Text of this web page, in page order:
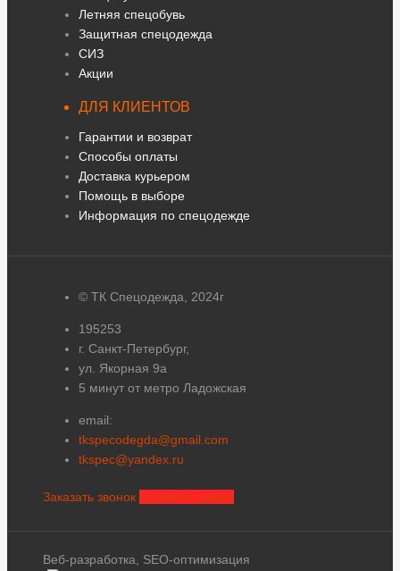
Летняя спецобувь
Защитная спецодежда
СИЗ
Акции
ДЛЯ КЛИЕНТОВ
Гарантии и возврат
Способы оплаты
Доставка курьером
Помощь в выборе
Информация по спецодежде
© ТК Спецодежда, 2024г
195253
г. Санкт-Петербург,
ул. Якорная 9а
5 минут от метро Ладожская
email:
tkspecodegda@gmail.com
tkspec@yandex.ru
Заказать звонок Оставить заявку
Веб-разработка, SEO-оптимизация